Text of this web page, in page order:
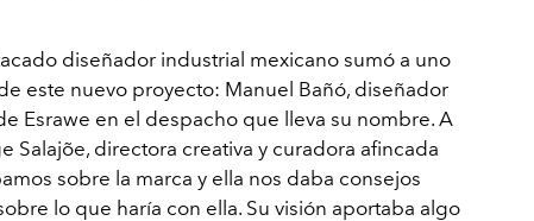
diseñador industrial mexicano sumó a uno
este nuevo proyecto: Manuel Bañó, diseñador
Esrawe en el despacho que lleva su nombre. A
Salajõe, directora creativa y curadora afincada
sobre la marca y ella nos daba consejos
lo que haría con ella. Su visión aportaba algo